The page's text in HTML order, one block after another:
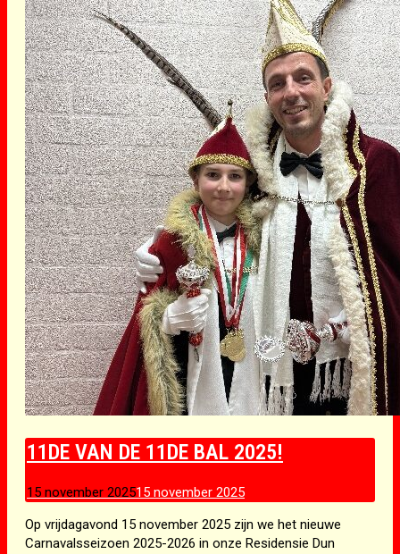
11DE VAN DE 11DE BAL 2025!
15 november 202515 november 2025
Op vrijdagavond 15 november 2025 zijn we het nieuwe
Carnavalsseizoen 2025-2026 in onze Residensie Dun